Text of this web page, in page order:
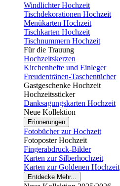
Windlichter Hochzeit
Tischdekorationen Hochzeit
Menükarten Hochzeit
Tischkarten Hochzeit
Tischnummern Hochzeit
Für die Trauung
Hochzeitskerzen
Kirchenhefte und Einleger
Freudentränen-Taschentücher
Gastgeschenke Hochzeit
Hochzeitssticker
Danksagungskarten Hochzeit
Neue Kollektion
Erinnerungen
Fotobücher zur Hochzeit
Fotoposter Hochzeit
Fingerabdruck-Bilder
Karten zur Silberhochzeit
Karten zur Goldenen Hochzeit
Entdecke Mehr...